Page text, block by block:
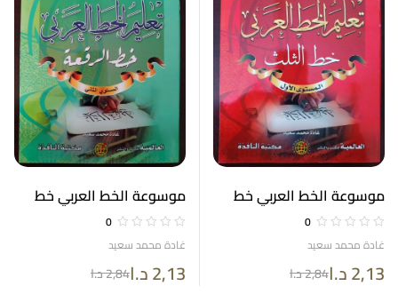
موسوعة الخط العربي خط
الثلث
0
غادة محمد سعيد
2,84د.ا 2,13د.ا
موسوعة الخط العربي خط
الرقعة
0
غادة محمد سعيد
2,84د.ا 2,13د.ا